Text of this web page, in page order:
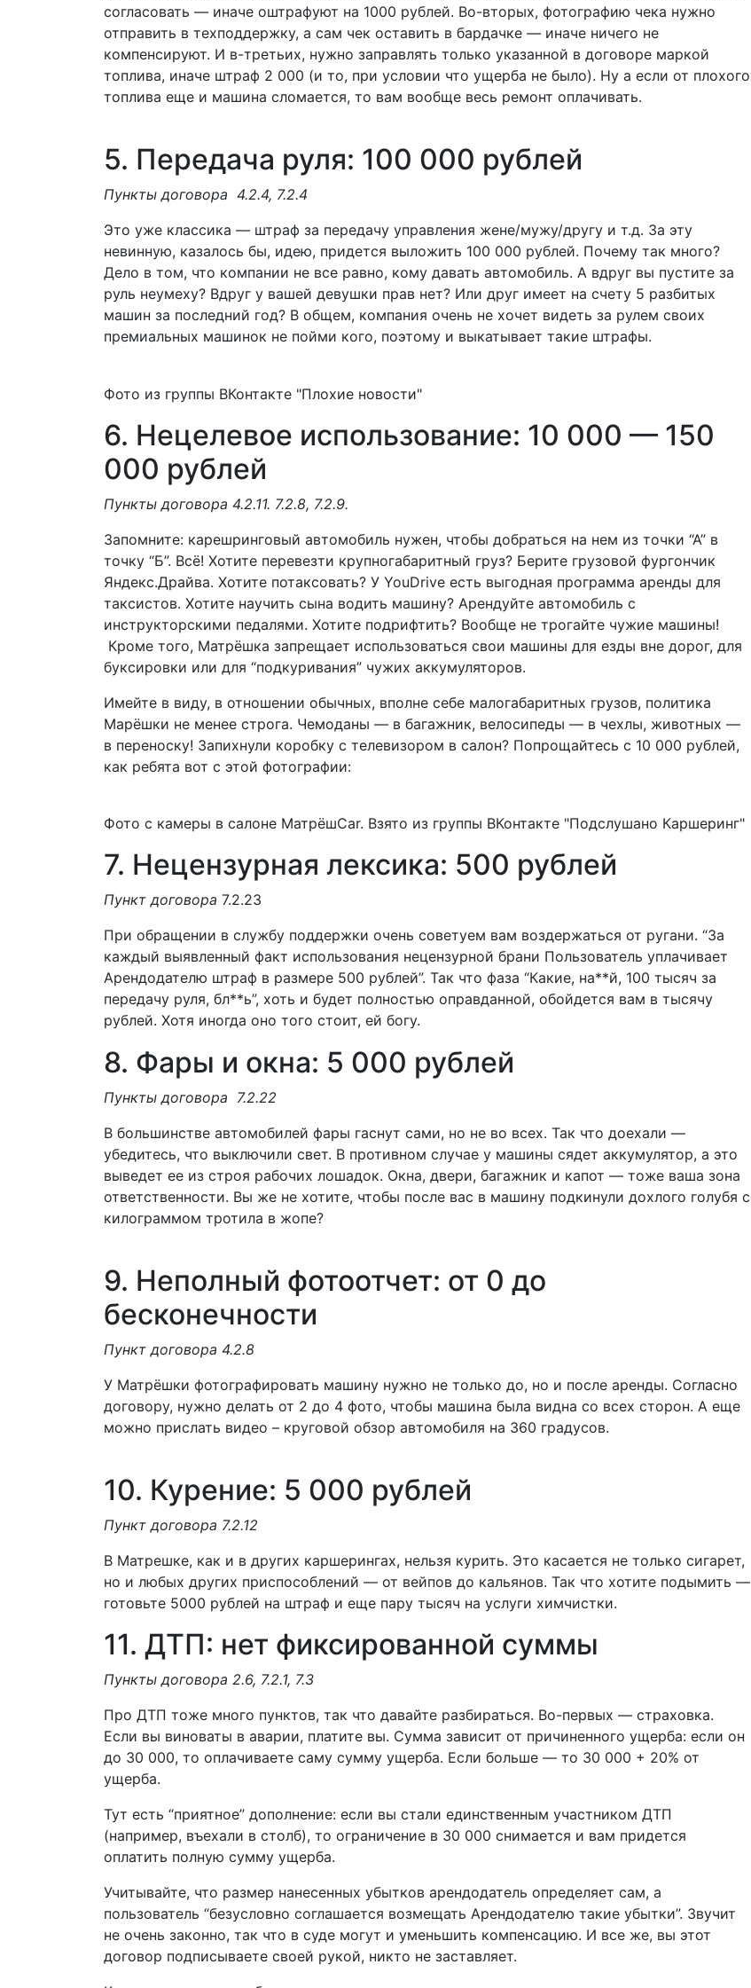
согласовать — иначе оштрафуют на 1000 рублей. Во-вторых, фотографию чека нужно
отправить в техподдержку, а сам чек оставить в бардачке — иначе ничего не
компенсируют. И в-третьих, нужно заправлять только указанной в договоре маркой
топлива, иначе штраф 2 000 (и то, при условии что ущерба не было). Ну а если от плохого
топлива еще и машина сломается, то вам вообще весь ремонт оплачивать.
5. Передача руля: 100 000 рублей
Пункты договора 4.2.4, 7.2.4
Это уже классика — штраф за передачу управления жене/мужу/другу и т.д. За эту
невинную, казалось бы, идею, придется выложить 100 000 рублей. Почему так много?
Дело в том, что компании не все равно, кому давать автомобиль. А вдруг вы пустите за
руль неумеху? Вдруг у вашей девушки прав нет? Или друг имеет на счету 5 разбитых
машин за последний год? В общем, компания очень не хочет видеть за рулем своих
премиальных машинок не пойми кого, поэтому и выкатывает такие штрафы.
Фото из группы ВКонтакте "Плохие новости"
6. Нецелевое использование: 10 000 — 150
000 рублей
Пункты договора 4.2.11. 7.2.8, 7.2.9.
Запомните: карешринговый автомобиль нужен, чтобы добраться на нем из точки “А” в
точку “Б”. Всё! Хотите перевезти крупногабаритный груз? Берите грузовой фургончик
Яндекс.Драйва. Хотите потаксовать? У YouDrive есть выгодная программа аренды для
таксистов. Хотите научить сына водить машину? Арендуйте автомобиль с
инструкторскими педалями. Хотите подрифтить? Вообще не трогайте чужие машины!
Кроме того, Матрёшка запрещает использоваться свои машины для езды вне дорог, для
буксировки или для “подкуривания” чужих аккумуляторов.
Имейте в виду, в отношении обычных, вполне себе малогабаритных грузов, политика
Марёшки не менее строга. Чемоданы — в багажник, велосипеды — в чехлы, животных —
в переноску! Запихнули коробку с телевизором в салон? Попрощайтесь с 10 000 рублей,
как ребята вот с этой фотографии:
Фото с камеры в салоне МатрёшCar. Взято из группы ВКонтакте "Подслушано Каршеринг"
7. Нецензурная лексика: 500 рублей
Пункт договора 7.2.23
При обращении в службу поддержки очень советуем вам воздержаться от ругани. “За
каждый выявленный факт использования нецензурной брани Пользователь уплачивает
Арендодателю штраф в размере 500 рублей”. Так что фаза “Какие, на**й, 100 тысяч за
передачу руля, бл**ь”, хоть и будет полностью оправданной, обойдется вам в тысячу
рублей. Хотя иногда оно того стоит, ей богу.
8. Фары и окна: 5 000 рублей
Пункты договора 7.2.22
В большинстве автомобилей фары гаснут сами, но не во всех. Так что доехали —
убедитесь, что выключили свет. В противном случае у машины сядет аккумулятор, а это
выведет ее из строя рабочих лошадок. Окна, двери, багажник и капот — тоже ваша зона
ответственности. Вы же не хотите, чтобы после вас в машину подкинули дохлого голубя с
килограммом тротила в жопе?
9. Неполный фотоотчет: от 0 до
бесконечности
Пункт договора 4.2.8
У Матрёшки фотографировать машину нужно не только до, но и после аренды. Согласно
договору, нужно делать от 2 до 4 фото, чтобы машина была видна со всех сторон. А еще
можно прислать видео – круговой обзор автомобиля на 360 градусов.
10. Курение: 5 000 рублей
Пункт договора 7.2.12
В Матрешке, как и в других каршерингах, нельзя курить. Это касается не только сигарет,
но и любых других приспособлений — от вейпов до кальянов. Так что хотите подымить —
готовьте 5000 рублей на штраф и еще пару тысяч на услуги химчистки.
11. ДТП: нет фиксированной суммы
Пункты договора 2.6, 7.2.1, 7.3
Про ДТП тоже много пунктов, так что давайте разбираться. Во-первых — страховка.
Если вы виноваты в аварии, платите вы. Сумма зависит от причиненного ущерба: если он
до 30 000, то оплачиваете саму сумму ущерба. Если больше — то 30 000 + 20% от
ущерба.
Тут есть “приятное” дополнение: если вы стали единственным участником ДТП
(например, въехали в столб), то ограничение в 30 000 снимается и вам придется
оплатить полную сумму ущерба.
Учитывайте, что размер нанесенных убытков арендодатель определяет сам, а
пользователь “безусловно соглашается возмещать Арендодателю такие убытки”. Звучит
не очень законно, так что в суде могут и уменьшить компенсацию. И все же, вы этот
договор подписываете своей рукой, никто не заставляет.